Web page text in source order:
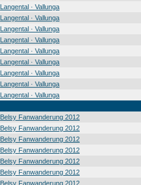
Langental · Vallunga
Langental · Vallunga
Langental · Vallunga
Langental · Vallunga
Langental · Vallunga
Langental · Vallunga
Langental · Vallunga
Langental · Vallunga
Langental · Vallunga
Belsy Fanwanderung 2012
Belsy Fanwanderung 2012
Belsy Fanwanderung 2012
Belsy Fanwanderung 2012
Belsy Fanwanderung 2012
Belsy Fanwanderung 2012
Belsy Fanwanderung 2012